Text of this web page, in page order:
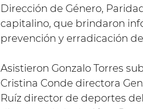
Dirección de Género,
capitalino, que brindaron
prevención y erradicación
Asistieron Gonzalo Torres
Cristina Conde directora
Ruíz director de deportes